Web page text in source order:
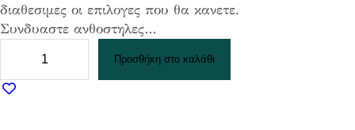
διαθεσιμες οι επιλογες που θα κανετε.
Συνδυαστε ανθοστηλες…
τ
Προσθήκη στο καλάθι